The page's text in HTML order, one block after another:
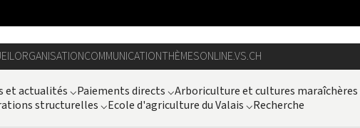
ORGANISATIONCOMMUNICATIONTHÈMESONLINE.VS.CH
et actualités ⌵Paiements directs ⌵Arboriculture et cultures maraîchères
structurelles ⌵Ecole d'agriculture du Valais ⌵Recherche